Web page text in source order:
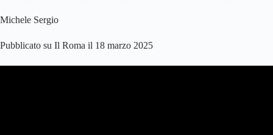
Michele Sergio
Pubblicato su Il Roma il 18 marzo 2025